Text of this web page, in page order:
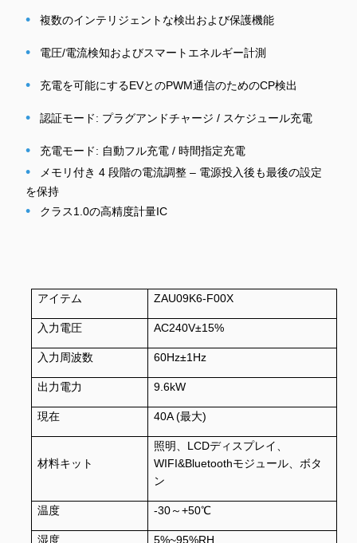
• 複数のインテリジェントな検出および保護機能
• 電圧/電流検知およびスマートエネルギー計測
• 充電を可能にするEVとのPWM通信のためのCP検出
• 認証モード: プラグアンドチャージ / スケジュール充電
• 充電モード: 自動フル充電 / 時間指定充電
•
メモリ付き 4 段階の電流調整 – 電源投入後も最後の設定
を保持
• クラス1.0の高精度計量IC
アイテム ZAU09K6-F00X
入力電圧 AC240V±15%
入力周波数 60Hz±1Hz
出力電力 9.6kW
現在 40A (最大)
材料キット
照明、LCDディスプレイ、
WIFI&Bluetoothモジュール、ボタ
ン
温度 -30～+50℃
湿度 5%~95%RH